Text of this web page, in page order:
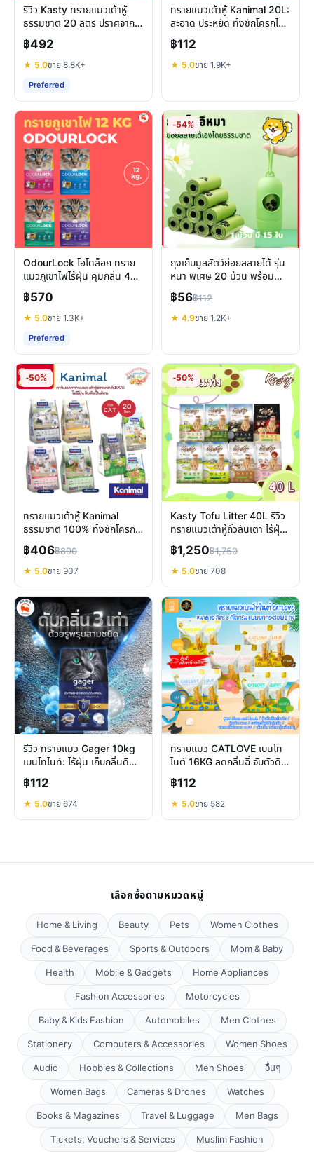
รีวิว Kasty ทรายแมวเต้าหู้
ธรรมชาติ 20 ลิตร ปราศจาก
ฝุ่น ดับกลิ่นดีเยี่ยม
฿492
★ 5.0ขาย 8.8K+
Preferred
ทรายแมวเต้าหู้ Kanimal 20L:
สะอาด ประหยัด ทิ้งชักโครกได้
จริงไหม?
฿112
★ 5.0ขาย 1.9K+
OdourLock โอโดล็อก ทราย
แมวภูเขาไฟไร้ฝุ่น คุมกลิ่น 40
วัน พรีเมียมแคนาดา
฿570
★ 5.0ขาย 1.3K+
Preferred
-54%
ถุงเก็บมูลสัตว์ย่อยสลายได้ รุ่น
หนา พิเศษ 20 ม้วน พร้อม
แคปซูล พกพาสะดวก
฿56฿112
★ 4.9ขาย 1.2K+
-50%
ทรายแมวเต้าหู้ Kanimal
ธรรมชาติ 100% ทิ้งชักโครก
ได้ ฝุ่นน้อย ดับกลิ่นดี
฿406฿890
★ 5.0ขาย 907
-50%
Kasty Tofu Litter 40L รีวิว
ทรายแมวเต้าหู้ถั่วลันเตา ไร้ฝุ่น
เก็บกลิ่นดี ทิ้งชักโครกได้จริง
฿1,250฿1,750
★ 5.0ขาย 708
รีวิว ทรายแมว Gager 10kg
เบนโทไนท์: ไร้ฝุ่น เก็บกลิ่นดี
แมวแพ้ใช้ได้
฿112
★ 5.0ขาย 674
ทรายแมว CATLOVE เบนโท
ไนต์ 16KG ลดกลิ่นฉี่ จับตัวดี
เยี่ยม คุ้มค่า สะอาดสดชื่น
฿112
★ 5.0ขาย 582
เลือกซื้อตามหมวดหมู่
Home & Living Beauty Pets
Women Clothes
Food & Beverages
Sports & Outdoors
Mom & Baby
Health
Mobile & Gadgets
Home Appliances
Fashion Accessories
Motorcycles
Baby & Kids Fashion
Automobiles
Men Clothes
Stationery
Computers & Accessories
Women Shoes
Audio
Hobbies & Collections Men Shoes
อื่นๆ
Women Bags
Cameras & Drones
Watches
Books & Magazines
Travel & Luggage
Men Bags
Tickets, Vouchers & Services
Muslim Fashion